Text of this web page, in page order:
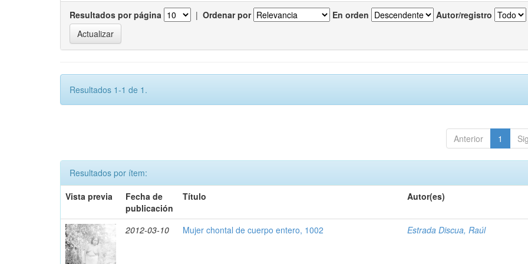
Resultados por página | Ordenar por En orden Autor/registro
Resultados 1-1 de 1.
Anterior 1
Resultados por ítem:
Vista previa
Fecha de
publicación
Título Autor(es)
2012-03-10 Mujer chontal de cuerpo entero, 1002 Estrada Discua, Raúl